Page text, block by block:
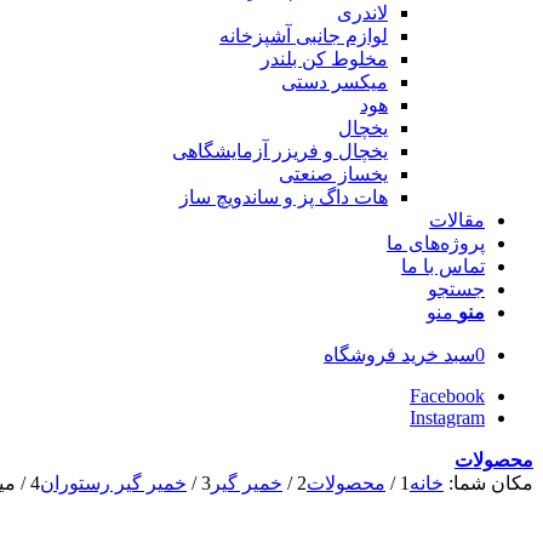
لاندری
لوازم جانبی آشپزخانه
مخلوط کن بلندر
میکسر دستی
هود
یخچال
یخچال و فریزر آزمایشگاهی
یخساز صنعتی
هات داگ پز و ساندویچ ساز
مقالات
پروژه‌های ما
تماس با ما
جستجو
منو منو
0سبد خرید فروشگاه
Facebook
Instagram
محصولات
مکان شما: خانه 1
/ محصولات2
/ خمیر گیر 3
/ خمیر گیر رستوران4
/